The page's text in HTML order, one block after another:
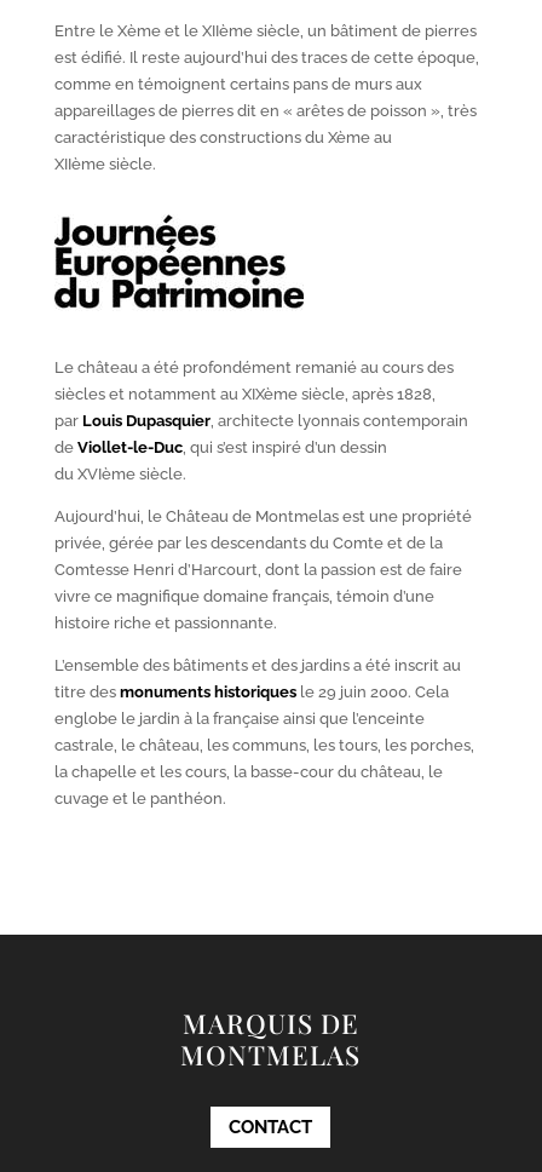
Entre le Xèmeet le XIIèmesiècle, un bâtiment de pierres
est édifié. Il reste aujourd’hui des traces de cette époque,
comme en témoignent certains pans de murs aux
appareillages de pierres dit en « arêtes de poisson », très
caractéristique des constructions du Xèmeau
XIIèmesiècle.
Le château a été profondément remanié au cours des
siècles et notamment au XIXèmesiècle, après 1828,
par Louis Dupasquier, architecte lyonnais contemporain
de Viollet-le-Duc, qui s’est inspiré d’un dessin
du XVIèmesiècle.
Aujourd’hui, le Château de Montmelas est une propriété
privée, gérée par les descendants du Comte et de la
Comtesse Henri d’Harcourt, dont la passion est de faire
vivre ce magnifique domaine français, témoin d’une
histoire riche et passionnante.
L’ensemble des bâtiments et des jardins a été inscrit au
titre des monuments historiquesle 29 juin 2000. Cela
englobe le jardin à la française ainsi que l’enceinte
castrale, le château, les communs, les tours, les porches,
la chapelle et les cours, la basse-cour du château, le
cuvage et le panthéon.
MARQUIS DE
MONTMELAS
CONTACT